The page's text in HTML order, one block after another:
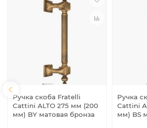
Ручка скоба Fratelli
Cattini ALTO 275 мм (200
мм) BY матовая бронза
Ручка
Cattini
мм) BS